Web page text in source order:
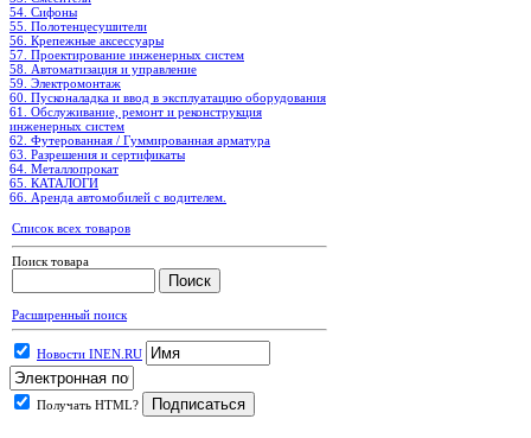
54. Сифоны
55. Полотенцесушители
56. Крепежные аксессуары
57. Проектирование инженерных систем
58. Автоматизация и управление
59. Электромонтаж
60. Пусконаладка и ввод в эксплуатацию оборудования
61. Обслуживание, ремонт и реконструкция
инженерных систем
62. Футерованная / Гуммированная арматура
63. Разрешения и сертификаты
64. Металлопрокат
65. КАТАЛОГИ
66. Аренда автомобилей с водителем.
Список всех товаров
Поиск товара
Расширенный поиск
Новости INEN.RU
Получать HTML?